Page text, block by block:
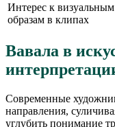
Интерес к визуальным
образам в клипах
Вавала в
Современные
направления,
углубить понимание